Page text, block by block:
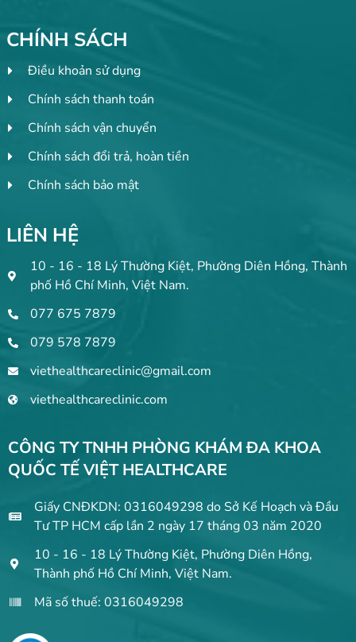
CHÍNH SÁCH
Điều khoản sử dụng
Chính sách thanh toán
Chính sách vận chuyển
Chính sách đổi trả, hoàn tiền
Chính sách bảo mật
LIÊN HỆ
10 - 16 - 18 Lý Thường Kiệt, Phường Diên Hồng, Thành
phố Hồ Chí Minh, Việt Nam.
077 675 7879
079 578 7879
viethealthcareclinic@gmail.com
viethealthcareclinic.com
CÔNG TY TNHH PHÒNG KHÁM ĐA KHOA
QUỐC TẾ VIỆT HEALTHCARE
Giấy CNĐKDN: 0316049298 do Sở Kế Hoạch và Đầu
Tư TP HCM cấp lần 2 ngày 17 tháng 03 năm 2020
10 - 16 - 18 Lý Thường Kiệt, Phường Diên Hồng,
Thành phố Hồ Chí Minh, Việt Nam.
Mã số thuế: 0316049298